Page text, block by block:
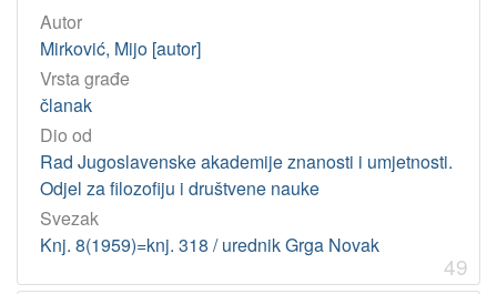
Autor
Mirković, Mijo [autor]
Vrsta građe
članak
Dio od
Rad Jugoslavenske akademije znanosti i umjetnosti.
Odjel za filozofiju i društvene nauke
Svezak
Knj. 8(1959)=knj. 318 / urednik Grga Novak
49